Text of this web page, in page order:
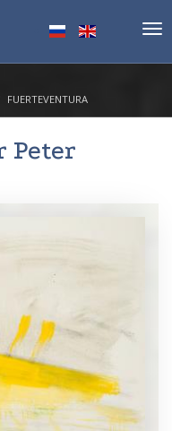
FUERTEVENTURA
Peter